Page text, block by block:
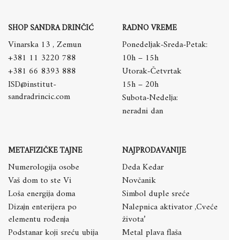
SHOP SANDRA DRINČIĆ
Vinarska 13 , Zemun
+381 11 3220 788
+381 66 8393 888
ISD@institut-
sandradrincic.com
RADNO VREME
Ponedeljak-Sreda-Petak:
10h – 15h
Utorak-Četvrtak
15h – 20h
Subota-Nedelja:
neradni dan
METAFIZIČKE TAJNE
Numerologija osobe
Vaš dom to ste Vi
Loša energija doma
Dizajn enterijera po
elementu rođenja
Podstanar koji sreću ubija
NAJPRODAVANIJE
Deda Kedar
Novčanik
Simbol duple sreće
Nalepnica aktivator ,Cveće
života’
Metal plava flaša